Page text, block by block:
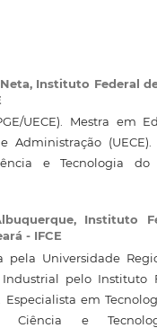
Instituto Federal
UECE). Mestra em
Administração
e Tecnologia do
Instituto
- IFCE
Universidade
pelo Instituto
Especialista em
Ciência e